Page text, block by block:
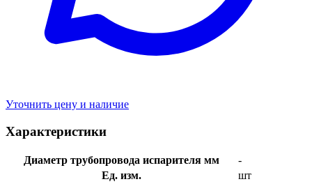
Уточнить цену и наличие
Характеристики
Диаметр трубопровода испарителя мм
-
Ед. изм.
шт